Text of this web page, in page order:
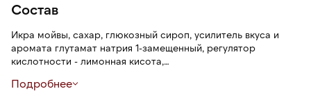
Состав
Икра мойвы, сахар, глюкозный сироп, усилитель вкуса и
аромата глутамат натрия 1-замещенный, регулятор
кислотности - лимонная кисота,
гуаровая камедь, консерванты: сорбат калия, бензонат
Подробнее